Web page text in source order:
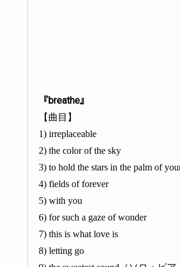
『breathe』
【曲目】
1) irreplaceable
2) the color of the sky
3) to hold the stars in the palm of
4) fields of forever
5) with you
6) for such a gaze of wonder
7) this is what love is
8) letting go